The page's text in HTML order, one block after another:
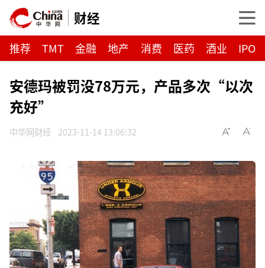
财经
推荐 TMT 金融 地产 消费 医药 酒业 IPO
安德玛被罚没78万元，产品多次“以次
充好”
中华网财经 2023-11-14 13:06:32